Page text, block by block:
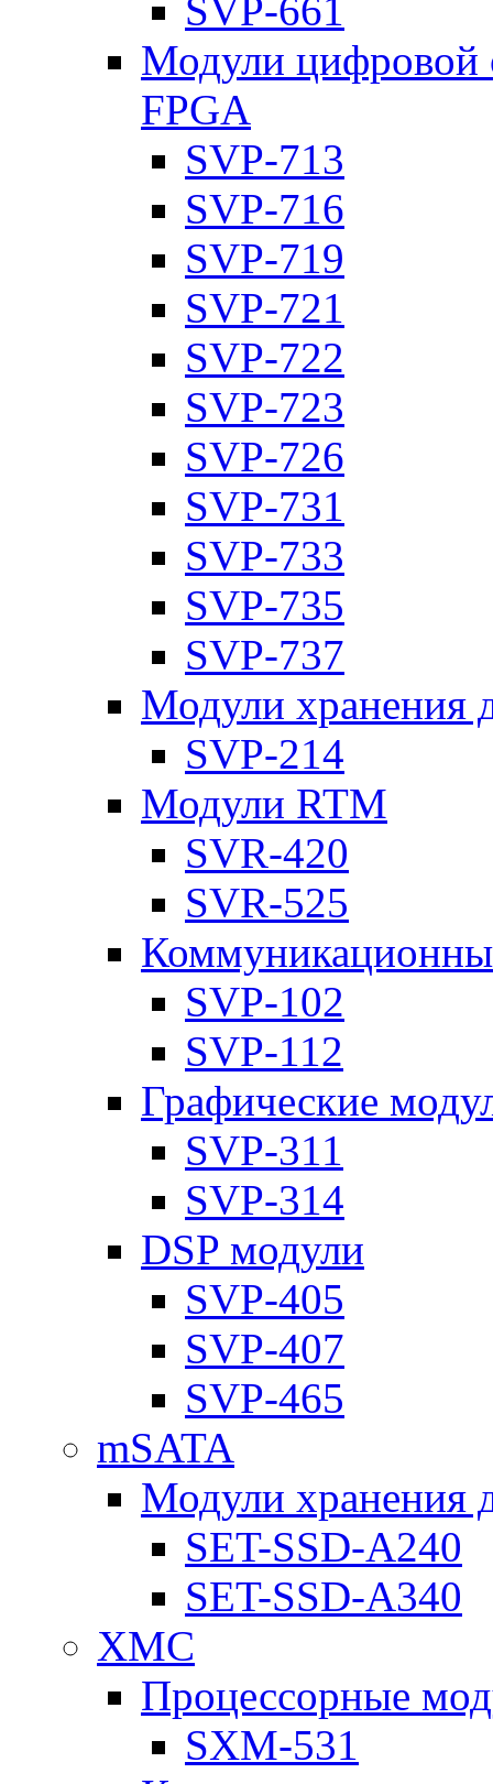
SVP-661
Модули цифровой
FPGA
SVP-713
SVP-716
SVP-719
SVP-721
SVP-722
SVP-723
SVP-726
SVP-731
SVP-733
SVP-735
SVP-737
Модули хранения
SVP-214
Модули RTM
SVR-420
SVR-525
SVP-102
SVP-112
Графические
SVP-311
SVP-314
DSP модули
SVP-405
SVP-407
SVP-465
mSATA
Модули хранения
SET-SSD-A240
SET-SSD-A340
XMC
Процессорные
SXM-531